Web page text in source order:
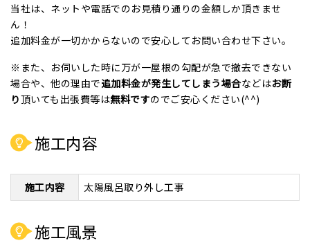
当社は、ネットや電話でのお見積り通りの金額しか頂きませ
ん！
追加料金が一切かからないので安心してお問い合わせ下さい。
※また、お伺いした時に万が一屋根の勾配が急で撤去できない
場合や、他の理由で追加料金が発生してしまう場合などはお断
り頂いても出張費等は無料ですのでご安心ください(^^)
施工内容
施工内容 太陽風呂取り外し工事
施工風景